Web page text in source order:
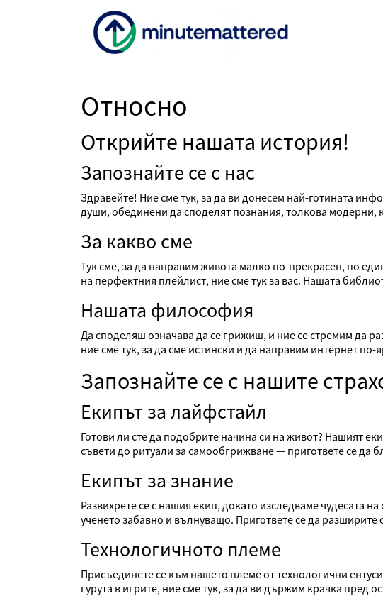
Относно
Открийте нашата история!
Запознайте се с нас
Здравейте! Ние сме тук, за да ви донесем най-готината
души, обединени да споделят познания, толкова модерни,
За какво сме
Тук сме, за да направим живота малко по-прекрасен, по
на перфектния плейлист, ние сме тук за вас. Нашата
Нашата философия
Да споделяш означава да се грижиш, и ние се стремим да
ние сме тук, за да сме истински и да направим интернет
Запознайте се с нашите
Екипът за лайфстайл
Готови ли сте да подобрите начина си на живот? Нашият
съвети до ритуали за самообгрижване — пригответе се да
Екипът за знание
Развихрете се с нашия екип, докато изследваме чудесата
ученето забавно и вълнуващо. Пригответе се да разширите
Технологичното племе
Присъединете се към нашето племе от технологични
гурута в игрите, ние сме тук, за да ви държим крачка пред